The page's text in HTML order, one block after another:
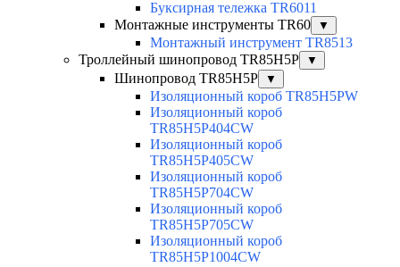
Буксирная тележка TR6011
Монтажные инструменты TR60
▼
Монтажный инструмент TR8513
Троллейный шинопровод TR85H5P
▼
Шинопровод TR85H5P ▼
Изоляционный короб TR85H5PW
Изоляционный короб
TR85H5P404CW
Изоляционный короб
TR85H5P405CW
Изоляционный короб
TR85H5P704CW
Изоляционный короб
TR85H5P705CW
Изоляционный короб
TR85H5P1004CW